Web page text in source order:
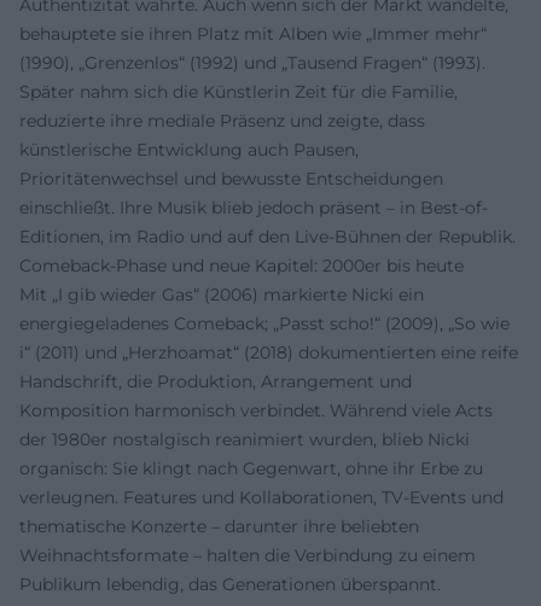
Authentizität wahrte. Auch wenn sich der Markt wandelte,
behauptete sie ihren Platz mit Alben wie „Immer mehr“
(1990), „Grenzenlos“ (1992) und „Tausend Fragen“ (1993).
Später nahm sich die Künstlerin Zeit für die Familie,
reduzierte ihre mediale Präsenz und zeigte, dass
künstlerische Entwicklung auch Pausen,
Prioritätenwechsel und bewusste Entscheidungen
einschließt. Ihre Musik blieb jedoch präsent – in Best-of-
Editionen, im Radio und auf den Live-Bühnen der Republik.
Comeback-Phase und neue Kapitel: 2000er bis heute
Mit „I gib wieder Gas“ (2006) markierte Nicki ein
energiegeladenes Comeback; „Passt scho!“ (2009), „So wie
i“ (2011) und „Herzhoamat“ (2018) dokumentierten eine reife
Handschrift, die Produktion, Arrangement und
Komposition harmonisch verbindet. Während viele Acts
der 1980er nostalgisch reanimiert wurden, blieb Nicki
organisch: Sie klingt nach Gegenwart, ohne ihr Erbe zu
verleugnen. Features und Kollaborationen, TV-Events und
thematische Konzerte – darunter ihre beliebten
Weihnachtsformate – halten die Verbindung zu einem
Publikum lebendig, das Generationen überspannt.